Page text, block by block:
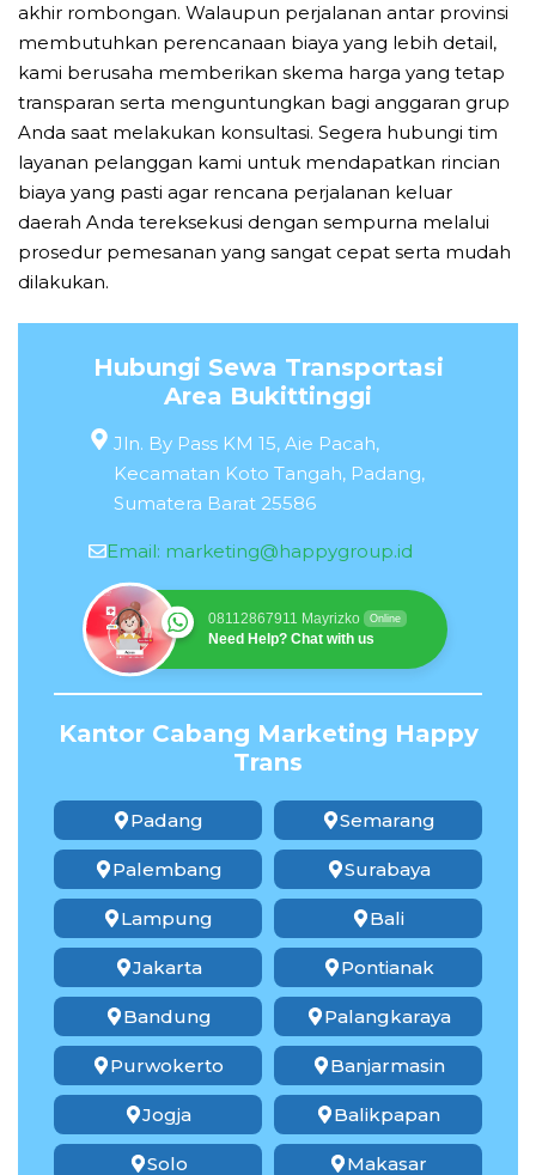
akhir rombongan. Walaupun perjalanan antar provinsi
membutuhkan perencanaan biaya yang lebih detail,
kami berusaha memberikan skema harga yang tetap
transparan serta menguntungkan bagi anggaran grup
Anda saat melakukan konsultasi. Segera hubungi tim
layanan pelanggan kami untuk mendapatkan rincian
biaya yang pasti agar rencana perjalanan keluar
daerah Anda tereksekusi dengan sempurna melalui
prosedur pemesanan yang sangat cepat serta mudah
dilakukan.
Hubungi Sewa Transportasi
Area Bukittinggi
Jln. By Pass KM 15, Aie Pacah,
Kecamatan Koto Tangah, Padang,
Sumatera Barat 25586
Email: marketing@happygroup.id
08112867911 Mayrizko Online
Need Help? Chat with us
Kantor Cabang Marketing Happy
Trans
Padang
Palembang
Lampung
Jakarta
Bandung
Purwokerto
Jogja
Solo
Semarang
Surabaya
Bali
Pontianak
Palangkaraya
Banjarmasin
Balikpapan
Makasar